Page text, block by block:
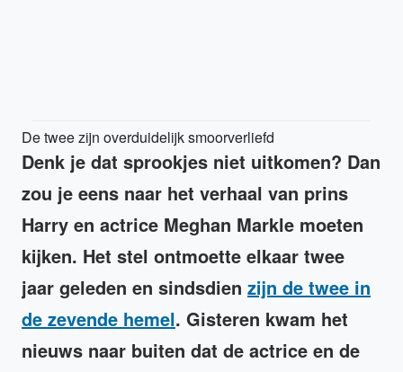
De twee zijn overduidelijk smoorverliefd
Denk je dat sprookjes niet uitkomen? Dan
zou je eens naar het verhaal van prins
Harry en actrice Meghan Markle moeten
kijken. Het stel ontmoette elkaar twee
jaar geleden en sindsdien zijn de twee in
de zevende hemel. Gisteren kwam het
nieuws naar buiten dat de actrice en de